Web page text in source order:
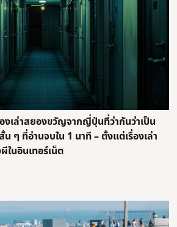
องเล่าสยองขวัญจากญี่ปุ่นที่ว่ากันว่าเป็น
น ๆ ที่อ่านจบใน 1 นาที – ตั้งแต่เรื่องเล่า
ในอินเทอร์เน็ต